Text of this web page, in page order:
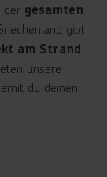
der gesamten
gibt
am Strand
unsere
du deinen